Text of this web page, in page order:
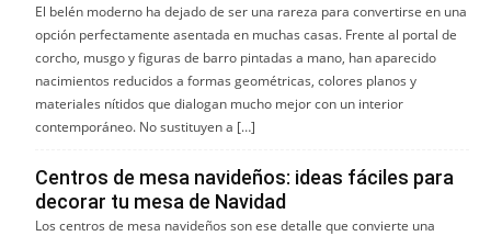
El belén moderno ha dejado de ser una rareza para convertirse en una
opción perfectamente asentada en muchas casas. Frente al portal de
corcho, musgo y figuras de barro pintadas a mano, han aparecido
nacimientos reducidos a formas geométricas, colores planos y
materiales nítidos que dialogan mucho mejor con un interior
contemporáneo. No sustituyen a […]
Centros de mesa navideños: ideas fáciles para
decorar tu mesa de Navidad
Los centros de mesa navideños son ese detalle que convierte una